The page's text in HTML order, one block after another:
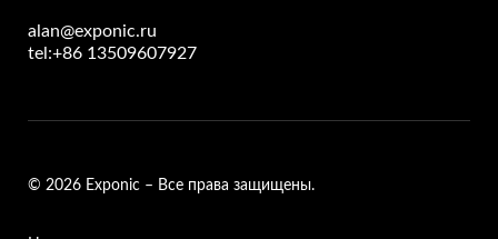
alan@exponic.ru
tel:+86 13509607927
© 2026 Exponic – Все права защищены.